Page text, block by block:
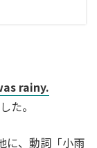
rainy.
た。
に、動詞「小雨